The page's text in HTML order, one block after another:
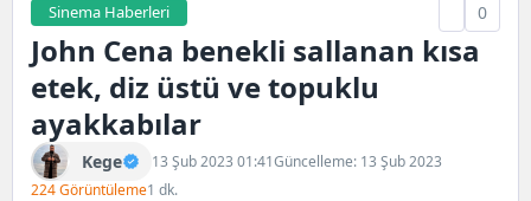
Sinema Haberleri
0
John Cena benekli sallanan kısa
etek, diz üstü ve topuklu
ayakkabılar
Kege 13 Şub 2023 01:41Güncelleme: 13 Şub 2023
224 Görüntüleme1 dk.